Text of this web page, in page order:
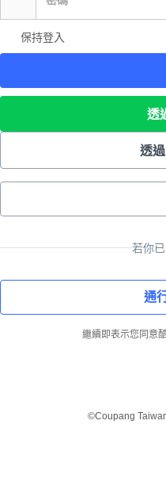
保持登入
透
透
若你
通
繼續即表示您同意
©Coupang